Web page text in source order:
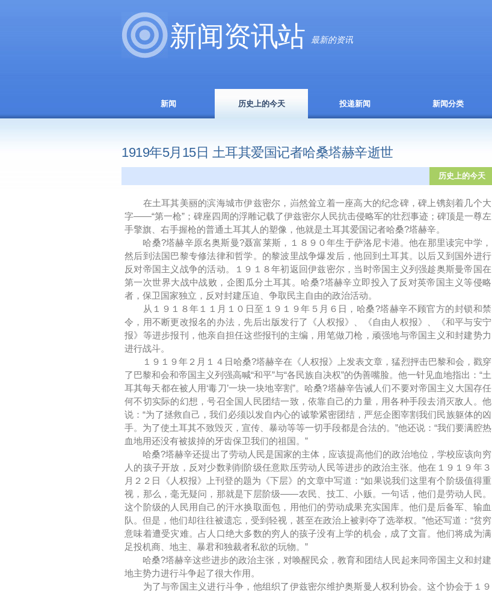
新闻资讯站 最新的资讯
新闻 历史上的今天 投递新闻 新闻分类
1919年5月15日 土耳其爱国记者哈桑塔赫辛逝世
历史上的今天
在土耳其美丽的滨海城市伊兹密尔，岿然耸立着一座高大的纪念碑，碑上镌刻着几个大
字――“第一枪”；碑座四周的浮雕记载了伊兹密尔人民抗击侵略军的壮烈事迹；碑顶是一尊左
手擎旗、右手握枪的普通土耳其人的塑像，他就是土耳其爱国记者哈桑?塔赫辛。
哈桑?塔赫辛原名奥斯曼?聂富莱斯，１８９０年生于萨洛尼卡港。他在那里读完中学，
然后到法国巴黎专修法律和哲学。的黎波里战争爆发后，他回到土耳其。以后又到国外进行
反对帝国主义战争的活动。１９１８年初返回伊兹密尔，当时帝国主义列强趁奥斯曼帝国在
第一次世界大战中战败，企图瓜分土耳其。哈桑?塔赫辛立即投入了反对英帝国主义等侵略
者，保卫国家独立，反对封建压迫、争取民主自由的政治活动。
从１９１８年１１月１０日至１９１９年５月６日，哈桑?塔赫辛不顾官方的封锁和禁
令，用不断更改报名的办法，先后出版发行了《人权报》、《自由人权报》、《和平与安宁
报》等进步报刊，他亲自担任这些报刊的主编，用笔做刀枪，顽强地与帝国主义和封建势力
进行战斗。
１９１９年２月１４日哈桑?塔赫辛在《人权报》上发表文章，猛烈抨击巴黎和会，戳穿
了巴黎和会和帝国主义列强高喊“和平”与“各民族自决权”的伪善嘴脸。他一针见血地指出：“土
耳其每天都在被人用‘毒刀’一块一块地宰割”。哈桑?塔赫辛告诫人们不要对帝国主义大国存任
何不切实际的幻想，号召全国人民团结一致，依靠自己的力量，用各种手段去消灭敌人。他
说：“为了拯救自己，我们必须以发自内心的诚挚紧密团结，严惩企图宰割我们民族躯体的凶
手。为了使土耳其不致毁灭，宣传、暴动等等一切手段都是合法的。”他还说：“我们要满腔热
血地用还没有被拔掉的牙齿保卫我们的祖国。”
哈桑?塔赫辛还提出了劳动人民是国家的主体，应该提高他们的政治地位，学校应该向穷
人的孩子开放，反对少数剥削阶级任意欺压劳动人民等进步的政治主张。他在１９１９年３
月２２日《人权报》上刊登的题为《下层》的文章中写道：“如果说我们这里有个阶级值得重
视，那么，毫无疑问，那就是下层阶级――农民、技工、小贩。一句话，他们是劳动人民。
这个阶级的人民用自己的汗水换取面包，用他们的劳动成果充实国库。他们是后备军、输血
队。但是，他们却往往被遗忘，受到轻视，甚至在政治上被剥夺了选举权。”他还写道：“贫穷
意味着遭受灾难。占人口绝大多数的穷人的孩子没有上学的机会，成了文盲。他们将成为满
足投机商、地主、暴君和独裁者私欲的玩物。”
哈桑?塔赫辛这些进步的政治主张，对唤醒民众，教育和团结人民起来同帝国主义和封建
地主势力进行斗争起了很大作用。
为了与帝国主义进行斗争，他组织了伊兹密尔维护奥斯曼人权利协会。这个协会于１９